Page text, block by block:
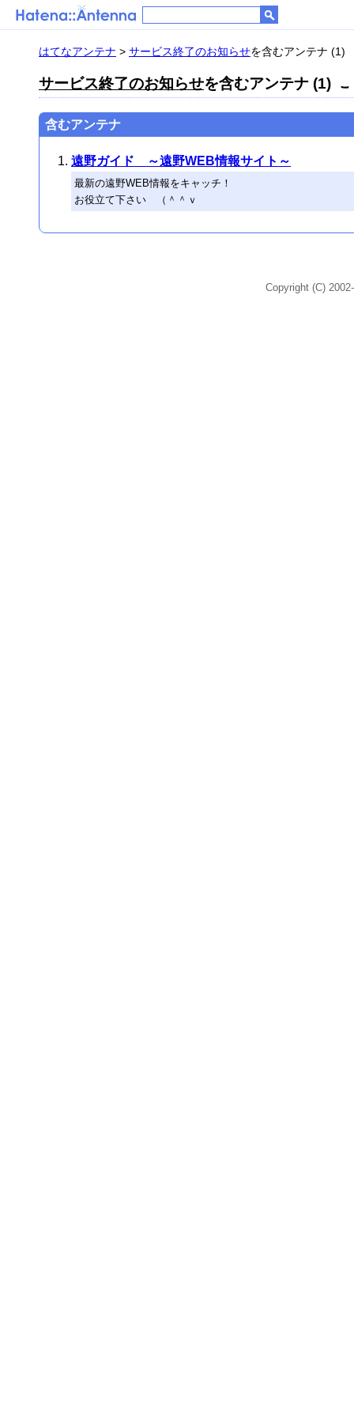
はてなアンテナ > サービス終了のお知らせを含むアンテナ (1)
サービス終了のお知らせを含むアンテナ (1)
含むアンテナ
遠野ガイド ～遠野WEB情報サイト～
最新の遠野WEB情報をキャッチ！
お役立て下さい （＾＾ｖ
Copyright (C)